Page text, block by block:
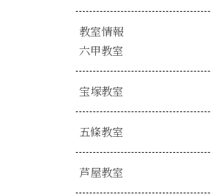
教室情報
六甲教室
宝塚教室
五條教室
芦屋教室